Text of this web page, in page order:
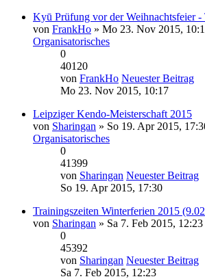
Kyū Prüfung vor der Weihnachtsfeier -
von FrankHo » Mo 23. Nov 2015,
Organisatorisches
0
40120
von FrankHo Neuester Beitrag
Mo 23. Nov 2015, 10:17
Leipziger Kendo-Meisterschaft 2015
von Sharingan » So 19. Apr 2015,
Organisatorisches
0
41399
von Sharingan Neuester Beitrag
So 19. Apr 2015, 17:30
Trainingszeiten Winterferien 2015
von Sharingan » Sa 7. Feb 2015,
0
45392
von Sharingan Neuester Beitrag
Sa 7. Feb 2015, 12:23